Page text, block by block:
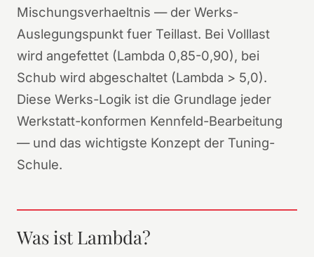
Mischungsverhaeltnis — der Werks-
Auslegungspunkt fuer Teillast. Bei Volllast
wird angefettet (Lambda 0,85-0,90), bei
Schub wird abgeschaltet (Lambda > 5,0).
Diese Werks-Logik ist die Grundlage jeder
Werkstatt-konformen Kennfeld-Bearbeitung
— und das wichtigste Konzept der Tuning-
Schule.
Was ist Lambda?